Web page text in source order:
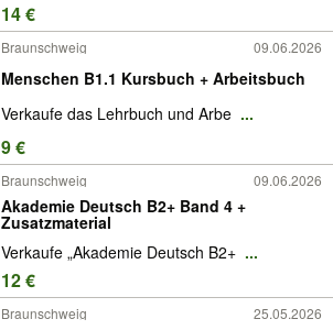
14 €
Braunschweig 09.06.2026
Menschen B1.1 Kursbuch + Arbeitsbuch
Verkaufe das Lehrbuch und Arbe ...
9 €
Braunschweig 09.06.2026
Akademie Deutsch B2+ Band 4 +
Zusatzmaterial
Verkaufe „Akademie Deutsch B2+ ...
12 €
Braunschweig 25.05.2026